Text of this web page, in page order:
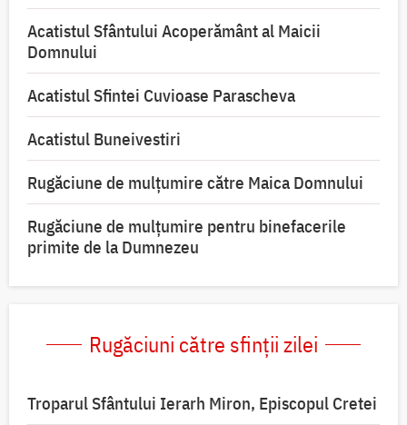
Acatistul Sfântului Acoperământ al Maicii
Domnului
Acatistul Sfintei Cuvioase Parascheva
Acatistul Buneivestiri
Rugăciune de mulţumire către Maica Domnului
Rugăciune de mulțumire pentru binefacerile
primite de la Dumnezeu
Rugăciuni către sfinții zilei
Troparul Sfântului Ierarh Miron, Episcopul Cretei